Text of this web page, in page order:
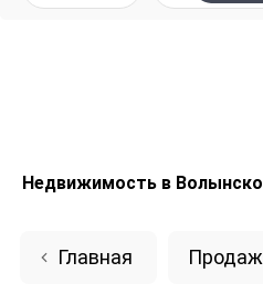
Недвижимость в
Главная